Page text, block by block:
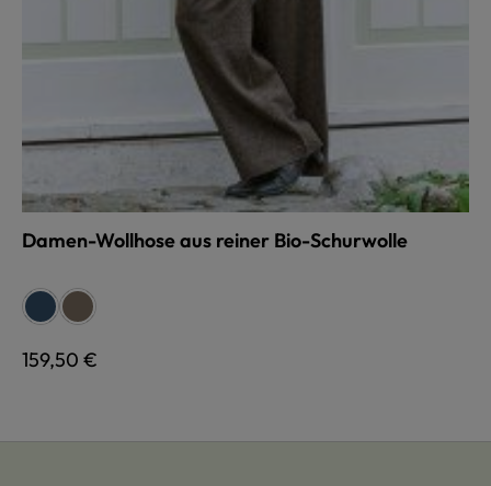
Damen-Wollhose aus reiner Bio-Schurwolle
Farbe auswählen
jeans braunmeliert
Regulärer Preis:
159,50 €